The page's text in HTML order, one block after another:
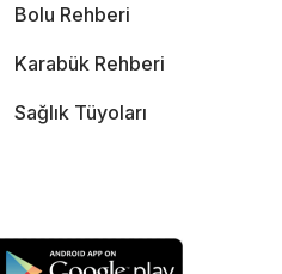
Bolu Rehberi
Karabük Rehberi
Sağlık Tüyoları